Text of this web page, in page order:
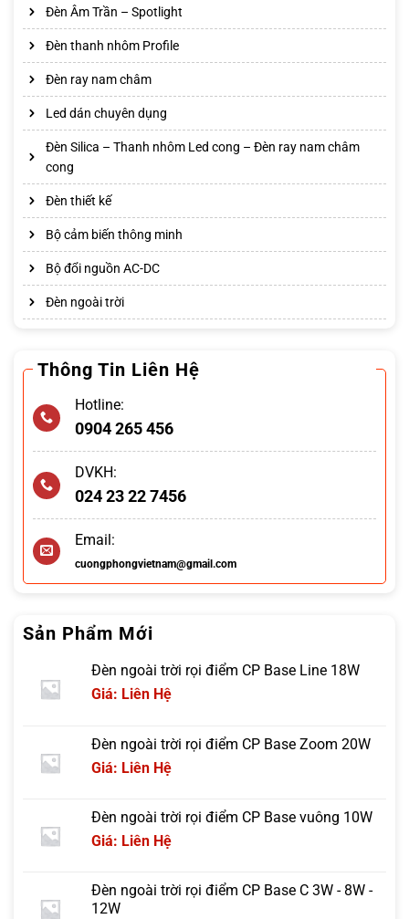
Đèn Âm Trần – Spotlight
Đèn thanh nhôm Profile
Đèn ray nam châm
Led dán chuyên dụng
Đèn Silica – Thanh nhôm Led cong – Đèn ray nam châm
cong
Đèn thiết kế
Bộ cảm biến thông minh
Bộ đổi nguồn AC-DC
Đèn ngoài trời
Thông Tin Liên Hệ
Hotline:
0904 265 456
DVKH:
024 23 22 7456
Email:
cuongphongvietnam@gmail.com
Sản Phẩm Mới
Đèn ngoài trời rọi điểm CP Base Line 18W
Giá: Liên Hệ
Đèn ngoài trời rọi điểm CP Base Zoom 20W
Giá: Liên Hệ
Đèn ngoài trời rọi điểm CP Base vuông 10W
Giá: Liên Hệ
Đèn ngoài trời rọi điểm CP Base C 3W - 8W -
12W